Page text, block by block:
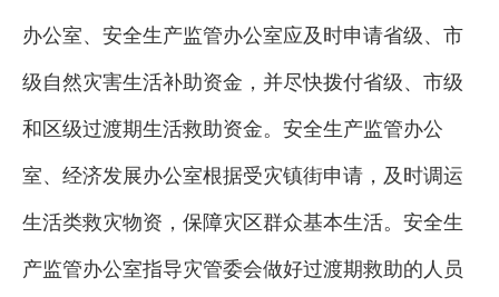
办公室、安全生产监管办公室应及时申请省级、市
级自然灾害生活补助资金，并尽快拨付省级、市级
和区级过渡期生活救助资金。安全生产监管办公
室、经济发展办公室根据受灾镇街申请，及时调运
生活类救灾物资，保障灾区群众基本生活。安全生
产监管办公室指导灾管委会做好过渡期救助的人员